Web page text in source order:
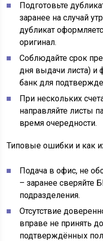
Подготовьте
заранее на случай
дубликат
оригинал.
Соблюдайте срок
дня выдачи листа) и
банк для
При нескольких
направляйте листы
время очередности.
Типовые ошибки и как
Подача в офис, не
– заранее сверяйте
подразделения.
Отсутствие
вправе не принять
подтверждённых